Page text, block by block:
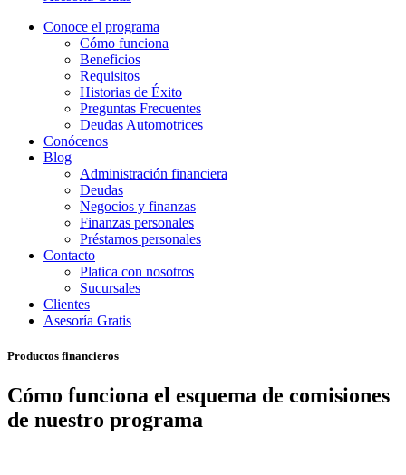
Conoce el programa
Cómo funciona
Beneficios
Requisitos
Historias de Éxito
Preguntas Frecuentes
Deudas Automotrices
Conócenos
Blog
Administración financiera
Deudas
Negocios y finanzas
Finanzas personales
Préstamos personales
Contacto
Platica con nosotros
Sucursales
Clientes
Asesoría Gratis
Productos financieros
Cómo funciona el esquema de comisiones
de nuestro programa